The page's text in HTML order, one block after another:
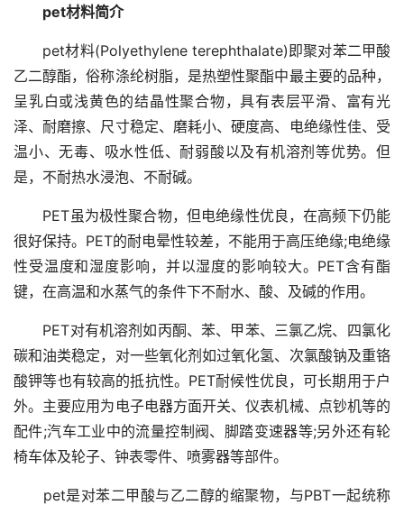
pet材料简介
pet材料(Polyethylene terephthalate)即聚对苯二甲酸
乙二醇酯，俗称涤纶树脂，是热塑性聚酯中最主要的品种，
呈乳白或浅黄色的结晶性聚合物，具有表层平滑、富有光
泽、耐磨擦、尺寸稳定、磨耗小、硬度高、电绝缘性佳、受
温小、无毒、吸水性低、耐弱酸以及有机溶剂等优势。但
是，不耐热水浸泡、不耐碱。
PET虽为极性聚合物，但电绝缘性优良，在高频下仍能
很好保持。PET的耐电晕性较差，不能用于高压绝缘;电绝缘
性受温度和湿度影响，并以湿度的影响较大。PET含有酯
键，在高温和水蒸气的条件下不耐水、酸、及碱的作用。
PET对有机溶剂如丙酮、苯、甲苯、三氯乙烷、四氯化
碳和油类稳定，对一些氧化剂如过氧化氢、次氯酸钠及重铬
酸钾等也有较高的抵抗性。PET耐候性优良，可长期用于户
外。主要应用为电子电器方面开关、仪表机械、点钞机等的
配件;汽车工业中的流量控制阀、脚踏变速器等;另外还有轮
椅车体及轮子、钟表零件、喷雾器等部件。
pet是对苯二甲酸与乙二醇的缩聚物，与PBT一起统称